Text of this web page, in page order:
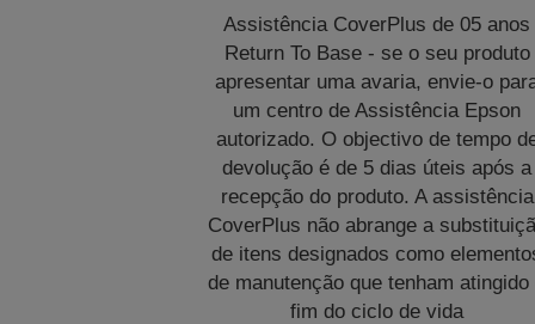
Assistência CoverPlus de 05 anos
Return To Base - se o seu produto
apresentar uma avaria, envie-o
um centro de Assistência Epson
autorizado. O objectivo de tempo
devolução é de 5 dias úteis após a
recepção do produto. A assistência
CoverPlus não abrange a
de itens designados como
de manutenção que tenham atingido
fim do ciclo de vida